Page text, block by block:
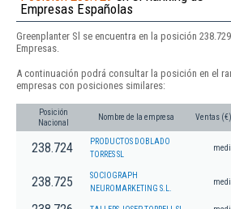
Empresas Españolas
Greenplanter Sl se encuentra en la posición
Empresas.
A continuación podrá consultar la posición en el
empresas con posiciones similares:
Posición
Nacional
Nombre de la empresa Ventas (€)
238.724
PRODUCTOS DOBLADO
TORRES SL
238.725
SOCIOGRAPH
NEUROMARKETING S.L.